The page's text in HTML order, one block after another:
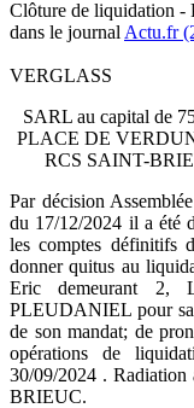
Clôture de liquidation -
dans le journal Actu.fr
VERGLASS
SARL au capital de
PLACE DE
RCS SAINT-
Par décision
du 17/12/2024 il a été
les comptes définitifs
donner quitus au
Eric demeurant 2,
PLEUDANIEL pour sa
de son mandat; de
opérations de
30/09/2024 .
BRIEUC.